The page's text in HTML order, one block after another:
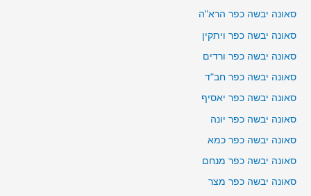
סאונה יבשה כפר הרא"ה
סאונה יבשה כפר ויתקין
סאונה יבשה כפר ורדים
סאונה יבשה כפר חב"ד
סאונה יבשה כפר יאסיף
סאונה יבשה כפר יונה
סאונה יבשה כפר כמא
סאונה יבשה כפר מנחם
סאונה יבשה כפר מצר